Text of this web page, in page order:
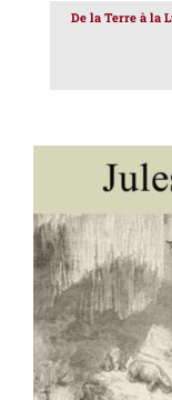
De la Terre à la
AJOUTER AU